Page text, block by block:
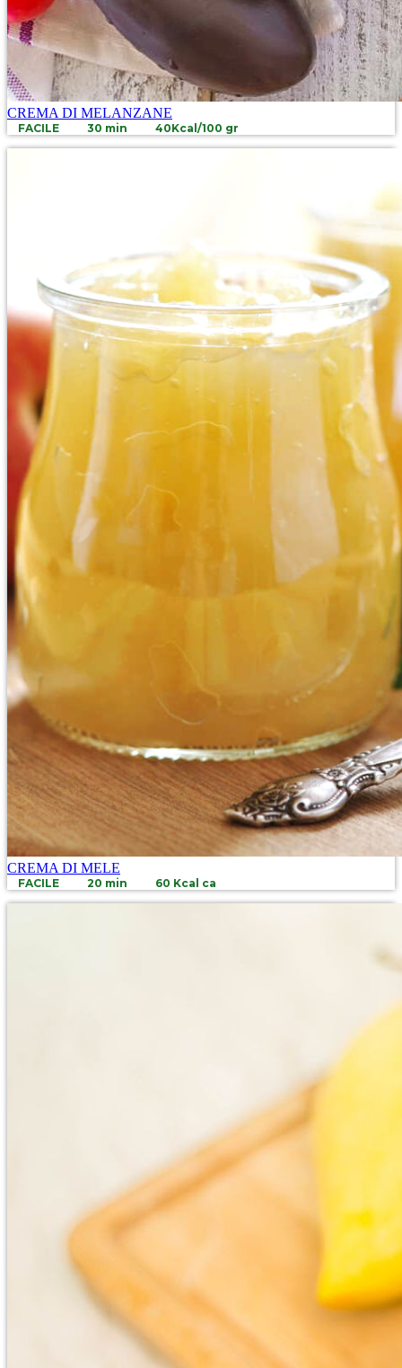
CREMA DI MELANZANE
FACILE 30 min 40Kcal/100 gr
CREMA DI MELE
FACILE 20 min 60 Kcal ca